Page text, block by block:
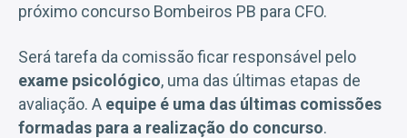
próximo concurso Bombeiros PB para CFO.
Será tarefa da comissão ficar responsável pelo
exame psicológico, uma das últimas etapas de
avaliação. A equipe é uma das últimas comissões
formadas para a realização do concurso.